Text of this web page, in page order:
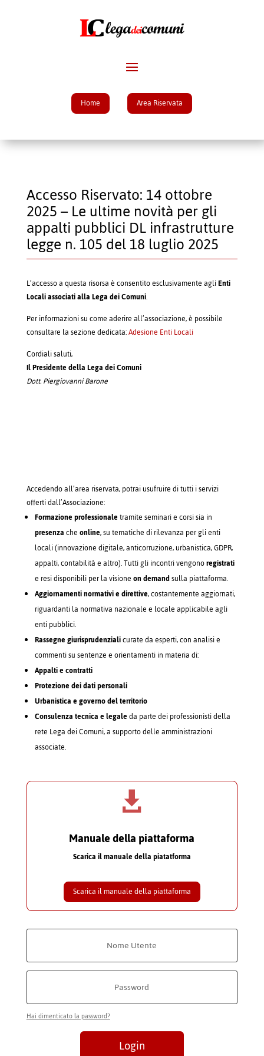
Home Area Riservata
Accesso Riservato: 14 ottobre
2025 – Le ultime novità per gli
appalti pubblici DL infrastrutture
legge n. 105 del 18 luglio 2025
L’accesso a questa risorsa è consentito esclusivamente agliEnti
Locali associati alla Lega dei Comuni.
Per informazioni su come aderire all’associazione, è possibile
consultare la sezione dedicata:Adesione Enti Locali
Cordiali saluti,
Il Presidente della Lega dei Comuni
Dott. Piergiovanni Barone
Accedendo all’area riservata, potrai usufruire di tutti i servizi
offerti dall’Associazione:
Formazione professionaletramite seminari e corsi sia in
presenzacheonline, su tematiche di rilevanza per gli enti
locali (innovazione digitale, anticorruzione, urbanistica, GDPR,
appalti, contabilità e altro). Tutti gli incontri vengonoregistrati
e resi disponibili per la visioneon demandsulla piattaforma.
Aggiornamenti normativi e direttive, costantemente aggiornati,
riguardanti la normativa nazionale e locale applicabile agli
enti pubblici.
Rassegne giurisprudenzialicurate da esperti, con analisi e
commenti su sentenze e orientamenti in materia di:
Appalti e contratti
Protezione dei dati personali
Urbanistica e governo del territorio
Consulenza tecnica e legaleda parte dei professionisti della
rete Lega dei Comuni, a supporto delle amministrazioni
associate.

Manuale della piattaforma
Scarica il manuale della piatatforma
Scarica il manuale della piattaforma
Hai dimenticato la password?
Login